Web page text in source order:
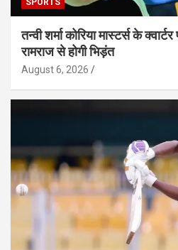
SPORTS
तन्वी शर्मा कोरिया मास्टर्स के
रामराज से होगी भिड़ंत
August 6, 2026